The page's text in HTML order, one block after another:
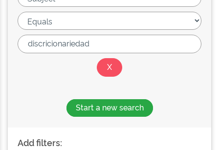
Start a new search
Add filters: